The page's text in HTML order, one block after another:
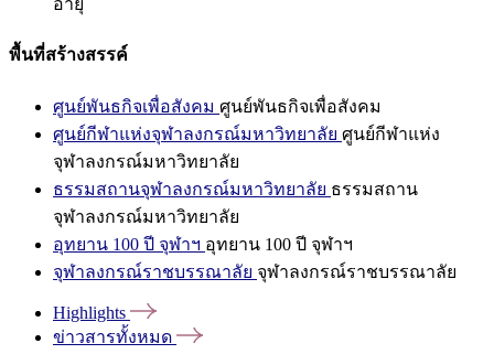
อายุ
พื้นที่สร้างสรรค์
ศูนย์พันธกิจเพื่อสังคม ศูนย์พันธกิจเพื่อสังคม
ศูนย์กีฬาแห่งจุฬาลงกรณ์มหาวิทยาลัย ศูนย์กีฬาแห่ง
จุฬาลงกรณ์มหาวิทยาลัย
ธรรมสถานจุฬาลงกรณ์มหาวิทยาลัย ธรรมสถาน
จุฬาลงกรณ์มหาวิทยาลัย
อุทยาน 100 ปี จุฬาฯ อุทยาน 100 ปี จุฬาฯ
จุฬาลงกรณ์ราชบรรณาลัย จุฬาลงกรณ์ราชบรรณาลัย
Highlights
ข่าวสารทั้งหมด